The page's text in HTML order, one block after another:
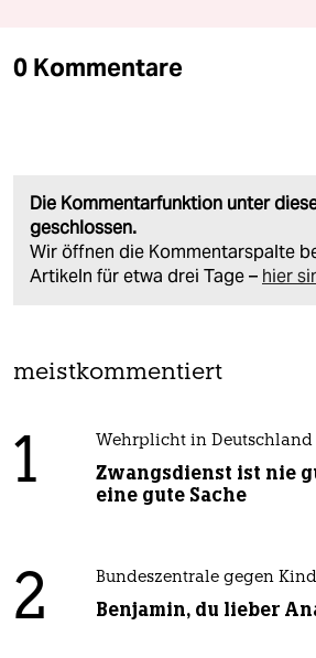
0 Kommentare
Die Kommentarfunktion unter
geschlossen.
Wir öffnen die Kommentarspalte
Artikeln für etwa drei Tage – hier
meistkommentiert
1 Wehrplicht in Deutschland
Zwangsdienst ist nie
eine gute Sache
2 Bundeszentrale gegen
Benjamin, du lieber